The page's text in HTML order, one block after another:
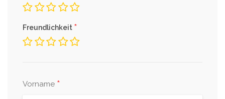
Freundlichkeit *
Vorname *